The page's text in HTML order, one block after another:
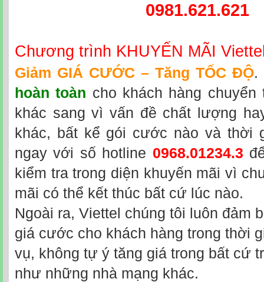
0981.621.621
Chương trình KHUYẾN MÃI
Giảm GIÁ CƯỚC – Tăng TỐC ĐỘ.
hoàn toàn cho khách hàng
khác sang vì vấn đề chất lượng
khác, bất kể gói cước nào và thời
ngay với số hotline 0968.01234.3
kiểm tra trong diện khuyến mãi vì
mãi có thể kết thúc bất cứ lúc nào.
Ngoài ra, Viettel chúng tôi luôn đảm
giá cước cho khách hàng trong thời
vụ, không tự ý tăng giá trong bất cứ
như những nhà mạng khác.